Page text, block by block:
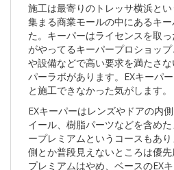
施工は最寄りのトレッサ横浜と
集まる商業モールの中にあるキ
た。キーパーはライセンスを取
がやってるキーパープロショッ
や設備などで高い要求を満たさ
パーラボがあります。EXキーパ
と施工できなかった気がします。
EXキーパーはレンズやドアの内
イール、樹脂パーツなどを含め
ープレミアムというコースもあ
側とか普段見えないところは優先
プレミアムはやめ、ベースのEX